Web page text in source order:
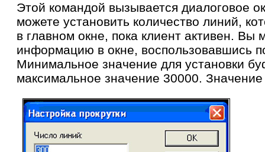
Этой командой вызывается диалоговое
можете установить количество линий,
в главном окне, пока клиент активен. Вы
информацию в окне, воспользовавшись
Минимальное значение для установки
максимальное значение 30000.